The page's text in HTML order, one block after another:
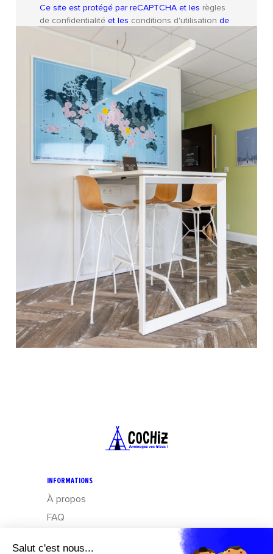
Ce site est protégé par reCAPTCHA et les règles
de confidentialitéet les conditions d'utilisation de
Google s'appliquent.
INFORMATIONS
À propos
FAQ